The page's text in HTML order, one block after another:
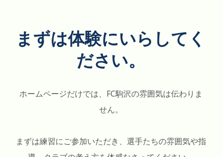
まずは体験にいらしてく
ださい。
ホームページだけでは、FC駒沢の雰囲気は伝わりま
せん。
まずは練習にご参加いただき、選手たちの雰囲気や指